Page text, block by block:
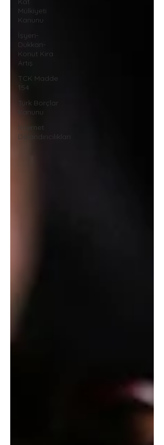
Mülkiyeti
Kanunu
İşyeri-
Dükkan-
Konut Kira
Artış
TCK Madde
154
Türk Borçlar
Kanunu
İnternet
Dolandırıcılıkları